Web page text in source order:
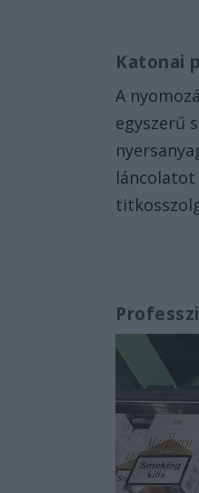
Katonai
A
egyszerű
láncolatot